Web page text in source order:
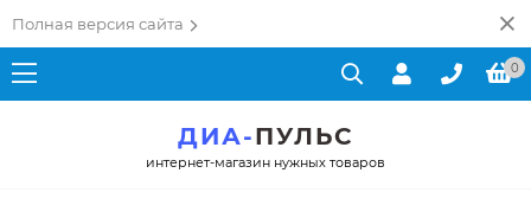
Полная версия сайта
0
ДИА-ПУЛЬС
интернет-магазин нужных товаров